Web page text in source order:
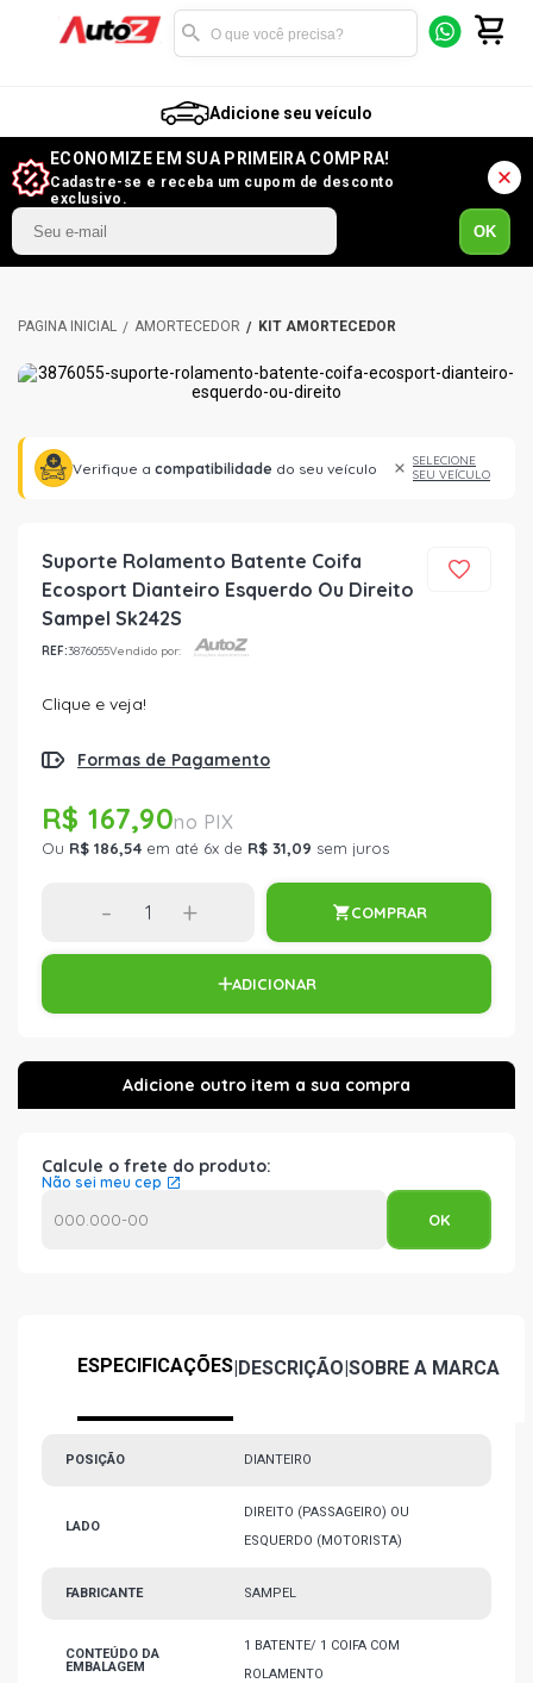
Adicione seu veículo
ECONOMIZE EM SUA PRIMEIRA COMPRA!
Cadastre-se e receba um cupom de desconto
exclusivo.
OK
AMORTECEDOR KIT AMORTECEDOR
Verifique a compatibilidade do seu veículo
SELECIONE
SEU VEÍCULO
Suporte Rolamento Batente Coifa
Ecosport Dianteiro Esquerdo Ou Direito
Sampel Sk242S
REF:3876055Vendido por:
Clique e veja!
Formas de Pagamento
R$ 167,90
Ou R$ 186,54 em até 6x de R$ 31,09 sem juros
- + COMPRAR
ADICIONAR
Calcule o frete do produto:
Não sei meu cep
ESPECIFICAÇÕES|DESCRIÇÃO|SOBRE A MARCA
POSIÇÃO DIANTEIRO
LADO
DIREITO (PASSAGEIRO) OU
ESQUERDO (MOTORISTA)
FABRICANTE SAMPEL
CONTEÚDO DA
EMBALAGEM
1 BATENTE/ 1 COIFA COM
ROLAMENTO